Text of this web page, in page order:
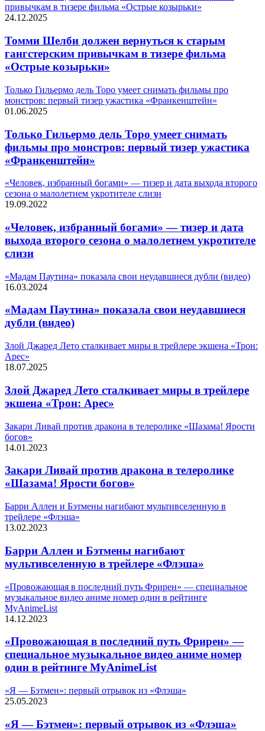
привычкам в тизере фильма «Острые козырьки»
24.12.2025
Томми Шелби должен вернуться к старым
гангстерским привычкам в тизере фильма
«Острые козырьки»
Только Гильермо дель Торо умеет снимать фильмы про
монстров: первый тизер ужастика «Франкенштейн»
01.06.2025
Только Гильермо дель Торо умеет снимать
фильмы про монстров: первый тизер ужастика
«Франкенштейн»
«Человек, избранный богами» — тизер и дата выхода второго
сезона о малолетнем укротителе слизи
19.09.2022
«Человек, избранный богами» — тизер и дата
выхода второго сезона о малолетнем укротителе
слизи
«Мадам Паутина» показала свои неудавшиеся дубли (видео)
16.03.2024
«Мадам Паутина» показала свои неудавшиеся
дубли (видео)
Злой Джаред Лето сталкивает миры в трейлере экшена «Трон:
Арес»
18.07.2025
Злой Джаред Лето сталкивает миры в трейлере
экшена «Трон: Арес»
Закари Ливай против дракона в телеролике «Шазама! Ярости
богов»
14.01.2023
Закари Ливай против дракона в телеролике
«Шазама! Ярости богов»
Барри Аллен и Бэтмены нагибают мультивселенную в
трейлере «Флэша»
13.02.2023
Барри Аллен и Бэтмены нагибают
мультивселенную в трейлере «Флэша»
«Провожающая в последний путь Фрирен» — специальное
музыкальное видео аниме номер один в рейтинге
MyAnimeList
14.12.2023
«Провожающая в последний путь Фрирен» —
специальное музыкальное видео аниме номер
один в рейтинге MyAnimeList
«Я — Бэтмен»: первый отрывок из «Флэша»
25.05.2023
«Я — Бэтмен»: первый отрывок из «Флэша»